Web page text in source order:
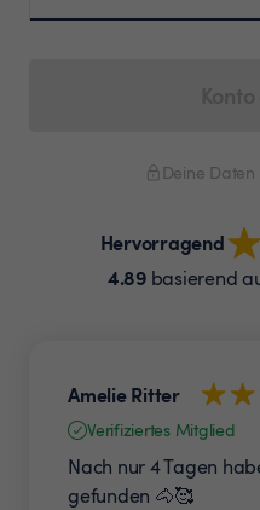
Deine Daten
Hervorragend
4.89basierend
Amelie Ritter
Verifiziertes Mitglied
Nach nur 4 Tagen
gefunden 🐴🥰